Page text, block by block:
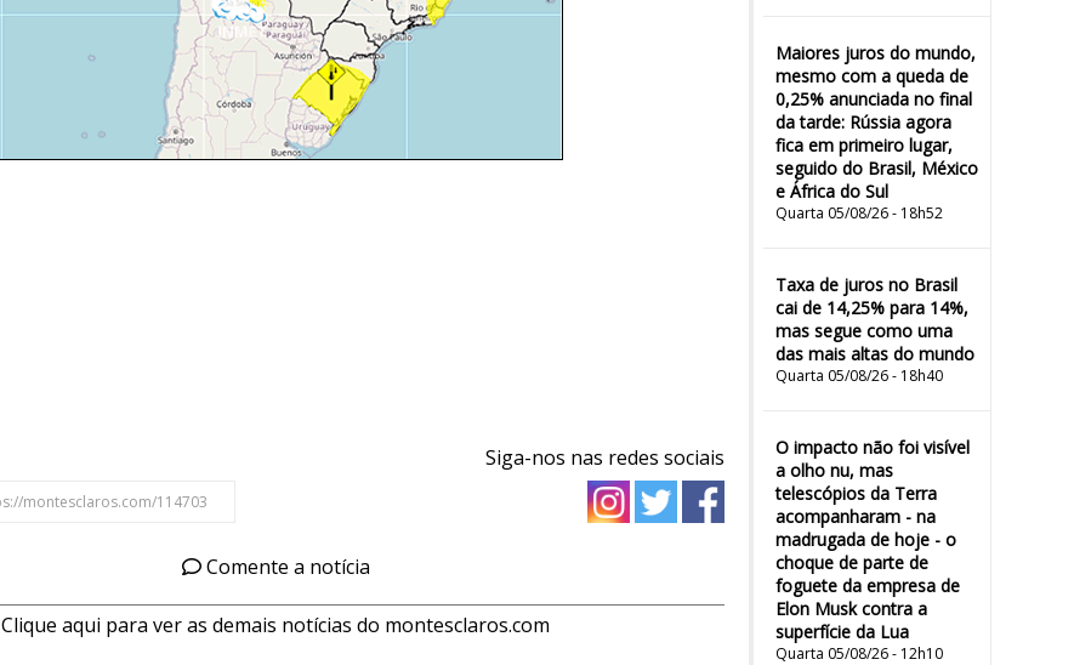
Maiores juros do mundo,
mesmo com a queda de
0,25% anunciada no final
da tarde: Rússia agora
fica em primeiro lugar,
seguido do Brasil, México
e África do Sul
Quarta 05/08/26 - 18h52
Taxa de juros no Brasil
cai de 14,25% para 14%,
mas segue como uma
das mais altas do mundo
Quarta 05/08/26 - 18h40
O impacto não foi visível
a olho nu, mas
telescópios da Terra
acompanharam - na
madrugada de hoje - o
choque de parte de
foguete da empresa de
Elon Musk contra a
superfície da Lua
Quarta 05/08/26 - 12h10
Siga-nos nas redes sociais
Comente a notícia
Clique aqui para ver as demais notícias do montesclaros.com